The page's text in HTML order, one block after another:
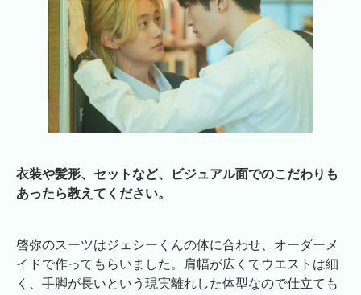
衣装や髪形、セットなど、ビジュアル面でのこだわりも
あったら教えてください。
啓弥のスーツはジェシーくんの体に合わせ、オーダーメ
イドで作ってもらいました。肩幅が広くてウエストは細
く、手脚が長いという現実離れした体型なので仕立ても